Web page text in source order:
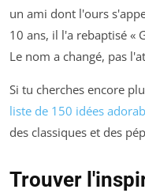
un ami dont l'ours
10 ans, il l'a rebaptisé «
Le nom a changé, pas
Si tu cherches encore
liste de 150 idées
des classiques et des
Trouver